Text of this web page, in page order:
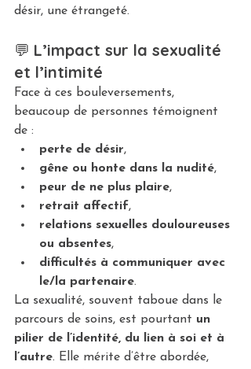
désir, une étrangeté.
💬 L’impact sur la sexualité
et l’intimité
Face à ces bouleversements,
beaucoup de personnes témoignent
de :
perte de désir,
gêne ou honte dans la nudité,
peur de ne plus plaire,
retrait affectif,
relations sexuelles douloureuses
ou absentes,
difficultés à communiquer avec
le/la partenaire.
La sexualité, souvent taboue dans le
parcours de soins, est pourtant un
pilier de l’identité, du lien à soi et à
l’autre. Elle mérite d’être abordée,